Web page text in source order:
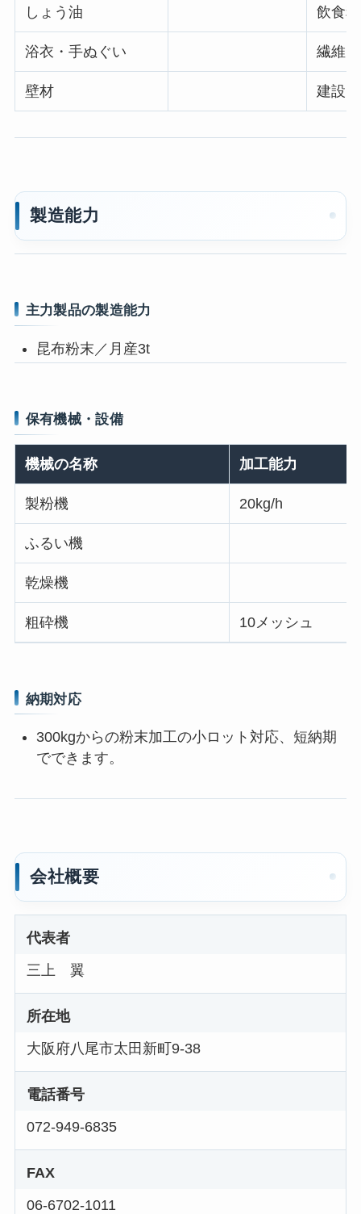
しょう油 飲食
浴衣・手ぬぐい 繊維
壁材 建設
製造能力
主力製品の製造能力
昆布粉末／月産3t
保有機械・設備
機械の名称 加工能力
製粉機 20kg/h
ふるい機
乾燥機
粗砕機 10メッシュ
納期対応
300kgからの粉末加工の小ロット対応、短納期
でできます。
会社概要
代表者
三上 翼
所在地
大阪府八尾市太田新町9-38
電話番号
072-949-6835
FAX
06-6702-1011